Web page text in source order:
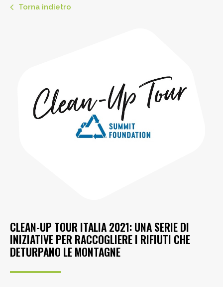
Torna indietro
CLEAN-UP TOUR ITALIA 2021: UNA SERIE DI
INIZIATIVE PER RACCOGLIERE I RIFIUTI CHE
DETURPANO LE MONTAGNE